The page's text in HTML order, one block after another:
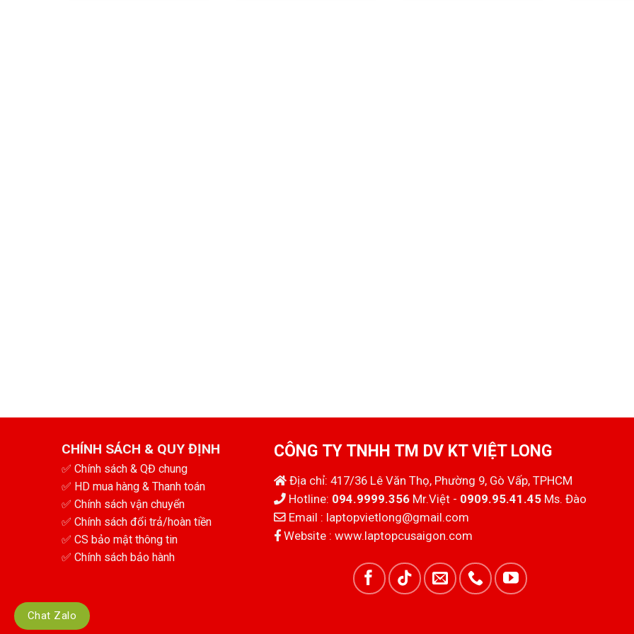
CHÍNH SÁCH & QUY ĐỊNH
✅ Chính sách & QĐ chung
✅ HD mua hàng & Thanh toán
✅ Chính sách vận chuyển
✅ Chính sách đổi trả/hoàn tiền
✅ CS bảo mật thông tin
✅ Chính sách bảo hành
CÔNG TY TNHH TM DV KT VIỆT LONG
Địa chỉ: 417/36 Lê Văn Thọ, Phường 9, Gò Vấp, TPHCM
Hotline: 094.9999.356 Mr.Việt - 0909.95.41.45 Ms. Đào
Email : laptopvietlong@gmail.com
Website : www.laptopcusaigon.com
Chat Zalo